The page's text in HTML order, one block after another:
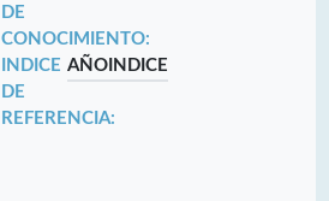
DE
CONOCIMIENTO:
INDICE
DE
REFERENCIA:
AÑO INDICE